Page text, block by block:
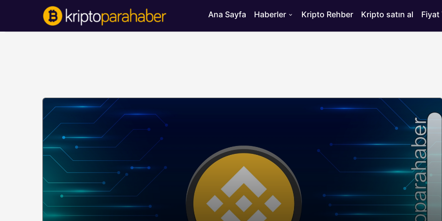
Ana Sayfa Haberler Kripto Rehber Kripto satın al Fiyat
BITCOIN HABERLERI HABERLER